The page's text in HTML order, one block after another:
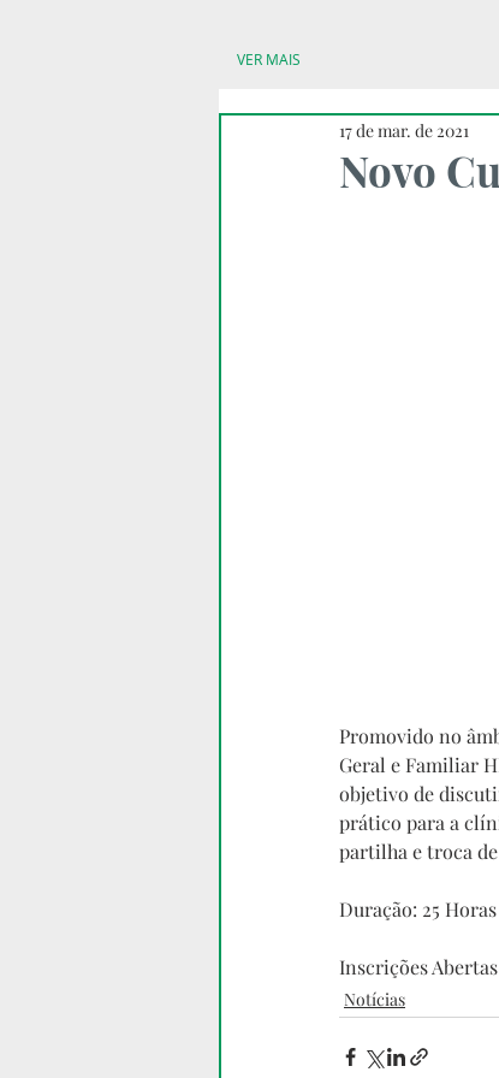
VER MAIS
Novo
17 de mar. de 2021
Promovido no
Geral e Familiar
objetivo de
prático para a
partilha e troca
Duração: 25
Inscrições
Notícias